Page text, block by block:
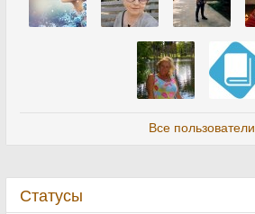
Все пользователи
Статусы